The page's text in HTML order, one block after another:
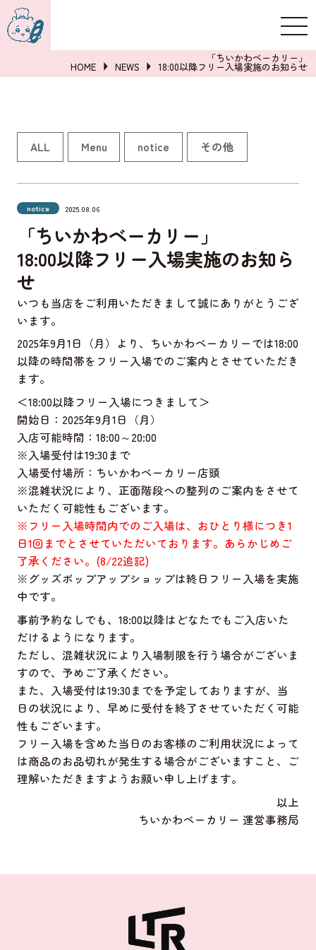
詳しくはこちら
HOME NEWS
「ちいかわベーカリー」
18:00以降フリー入場実施のお知らせ
ALL Menu notice その他
notice 2025.08.06
「ちいかわベーカリー」
18:00以降フリー入場実施のお知ら
せ
いつも当店をご利用いただきまして誠にありがとうござ
います。
2025年9月1日（月）より、ちいかわベーカリーでは18:00
以降の時間帯をフリー入場でのご案内とさせていただき
ます。
＜18:00以降フリー入場につきまして＞
開始日：2025年9月1日（月）
入店可能時間：18:00～20:00
※入場受付は19:30まで
入場受付場所：ちいかわベーカリー店頭
※混雑状況により、正面階段への整列のご案内をさせて
いただく可能性もございます。
※フリー入場時間内でのご入場は、おひとり様につき1
日1回までとさせていただいております。あらかじめご
了承ください。(8/22追記)
※グッズポップアップショップは終日フリー入場を実施
中です。
事前予約なしでも、18:00以降はどなたでもご入店いた
だけるようになります。
ただし、混雑状況により入場制限を行う場合がございま
すので、予めご了承ください。
また、入場受付は19:30までを予定しておりますが、当
日の状況により、早めに受付を終了させていただく可能
性もございます。
フリー入場を含めた当日のお客様のご利用状況によって
は商品のお品切れが発生する場合がございますこと、ご
理解いただきますようお願い申し上げます。
以上
ちいかわベーカリー 運営事務局